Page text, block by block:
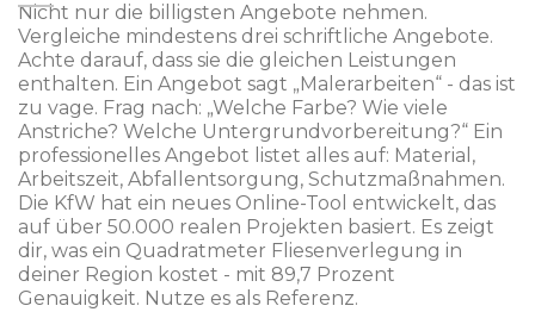
Nicht nur die billigsten Angebote nehmen.
Vergleiche mindestens drei schriftliche Angebote.
Achte darauf, dass sie die gleichen Leistungen
enthalten. Ein Angebot sagt „Malerarbeiten“ - das ist
zu vage. Frag nach: „Welche Farbe? Wie viele
Anstriche? Welche Untergrundvorbereitung?“ Ein
professionelles Angebot listet alles auf: Material,
Arbeitszeit, Abfallentsorgung, Schutzmaßnahmen.
Die KfW hat ein neues Online-Tool entwickelt, das
auf über 50.000 realen Projekten basiert. Es zeigt
dir, was ein Quadratmeter Fliesenverlegung in
deiner Region kostet - mit 89,7 Prozent
Genauigkeit. Nutze es als Referenz.